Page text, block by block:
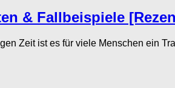
& Fallbeispiele
Zeit ist es für viele Menschen ein